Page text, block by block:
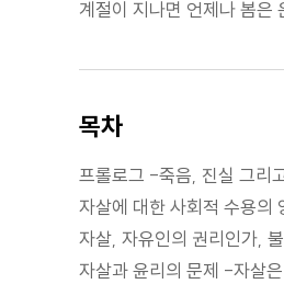
계절이 지나면 언제나 봄은
목차
프롤로그 -죽음, 진실 그리
자살에 대한 사회적 수용의
자살, 자유인의 권리인가,
자살과 윤리의 문제 -자살